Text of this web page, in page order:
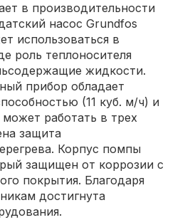
в производительности
насос Grundfos
использоваться в
роль теплоносителя
жидкости.
прибор обладает
(11 куб. м/ч) и
работать в трех
защита
Корпус помпы
защищен от коррозии с
покрытия. Благодаря
достигнута